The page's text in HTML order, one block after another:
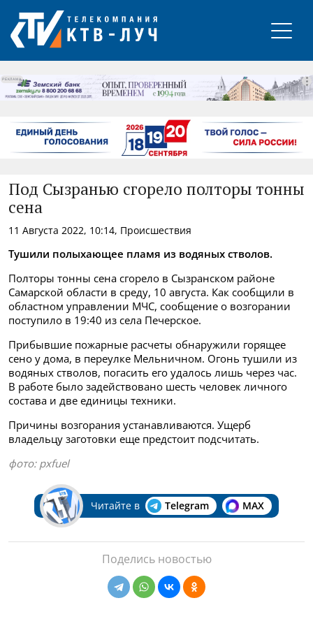
РЕКЛАМА
Под Сызранью сгорело полторы тонны
сена
11 Августа 2022, 10:14, Происшествия
Тушили полыхающее пламя из водяных стволов.
Полторы тонны сена сгорело в Сызранском районе
Самарской области в среду, 10 августа. Как сообщили в
областном управлении МЧС, сообщение о возгорании
поступило в 19:40 из села Печерское.
Прибывшие пожарные расчеты обнаружили горящее
сено у дома, в переулке Мельничном. Огонь тушили из
водяных стволов, погасить его удалось лишь через час.
В работе было задействовано шесть человек личного
состава и две единицы техники.
Причины возгорания устанавливаются. Ущерб
владельцу заготовки еще предстоит подсчитать.
фото: pxfuel
Читайте в Telegram MAX
Поделись новостью